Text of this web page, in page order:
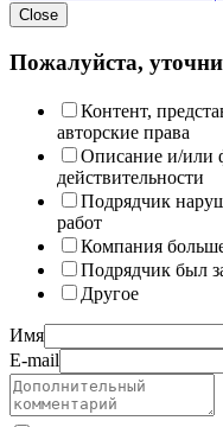
Close
Пожалуйста,
Контент,
авторские права
Описание и/или
действительности
Подрядчик
работ
Компания
Подрядчик был
Другое
Имя
E-mail